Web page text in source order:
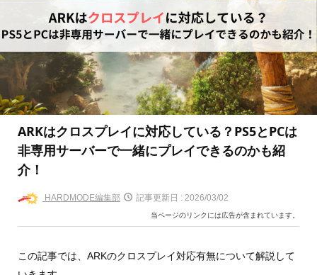
ARKはクロスプレイに対応している？PS5とPCは
非専用サーバーで一緒にプレイできるのかも紹
介！
HARDMODE編集部 記事更新日 : 2026/03/02
当ページのリンクには広告が含まれています。
この記事では、ARKのクロスプレイ対応有無について解説して